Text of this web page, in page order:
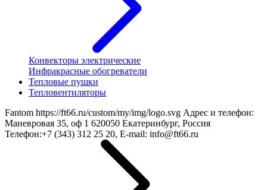
Конвекторы электрические
Инфракрасные обогреватели
Тепловые пушки
Тепловентиляторы
Fantom https://ft66.ru/custom/my/img/logo.svg Адрес и телефон:
Маневровая 35, оф 1 620050 Екатеринбург, Россия
Телефон:+7 (343) 312 25 20, E-mail: info@ft66.ru